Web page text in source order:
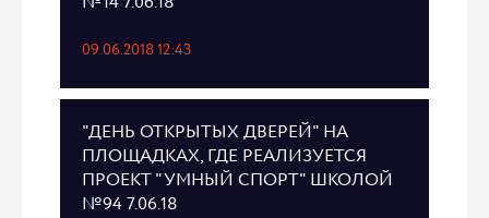
09.06.2018 12:43
"ДЕНЬ ОТКРЫТЫХ ДВЕРЕЙ" НА
ПЛОЩАДКАХ, ГДЕ РЕАЛИЗУЕТСЯ
ПРОЕКТ "УМНЫЙ СПОРТ" ШКОЛОЙ
№94 7.06.18